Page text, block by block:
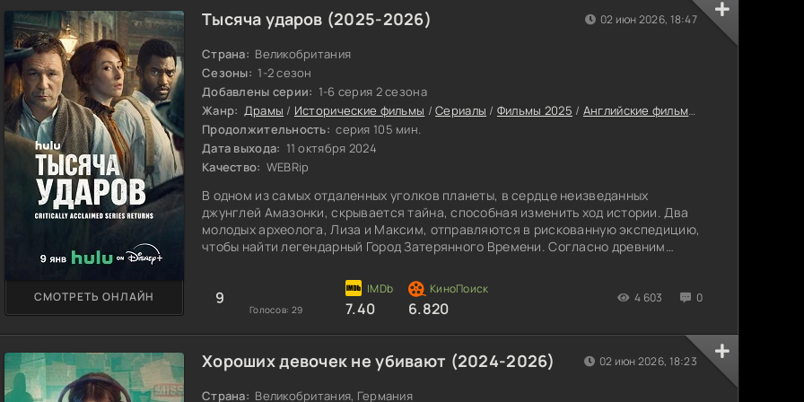
Тысяча ударов (2025-2026)
Страна: Великобритания
Сезоны: 1-2 сезон
Добавлены серии: 1-6 серия 2 сезона
Жанр: Драмы / Исторические фильмы /Сериалы / Фильмы 2025 / Английские фильмы
Продолжительность: серия 105 мин.
Дата выхода: 11 октября 2024
Качество: WEBRip
В одном из самых отдаленных уголков планеты, в сердце неизведанных
джунглей Амазонки, скрывается тайна, способная изменить ход истории. Два
молодых археолога, Лиза и Максим, отправляются в рискованную экспедицию,
чтобы найти легендарный Город Затерянного Времени. Согласно древним
горизонты человечества.
СМОТРЕТЬ ОНЛАЙН 9
Голосов: 29 7.40 6.820
4 603 0
02 июн 2026, 18:47
Хороших девочек не убивают (2024-2026)
Страна: Великобритания, Германия
02 июн 2026, 18:23